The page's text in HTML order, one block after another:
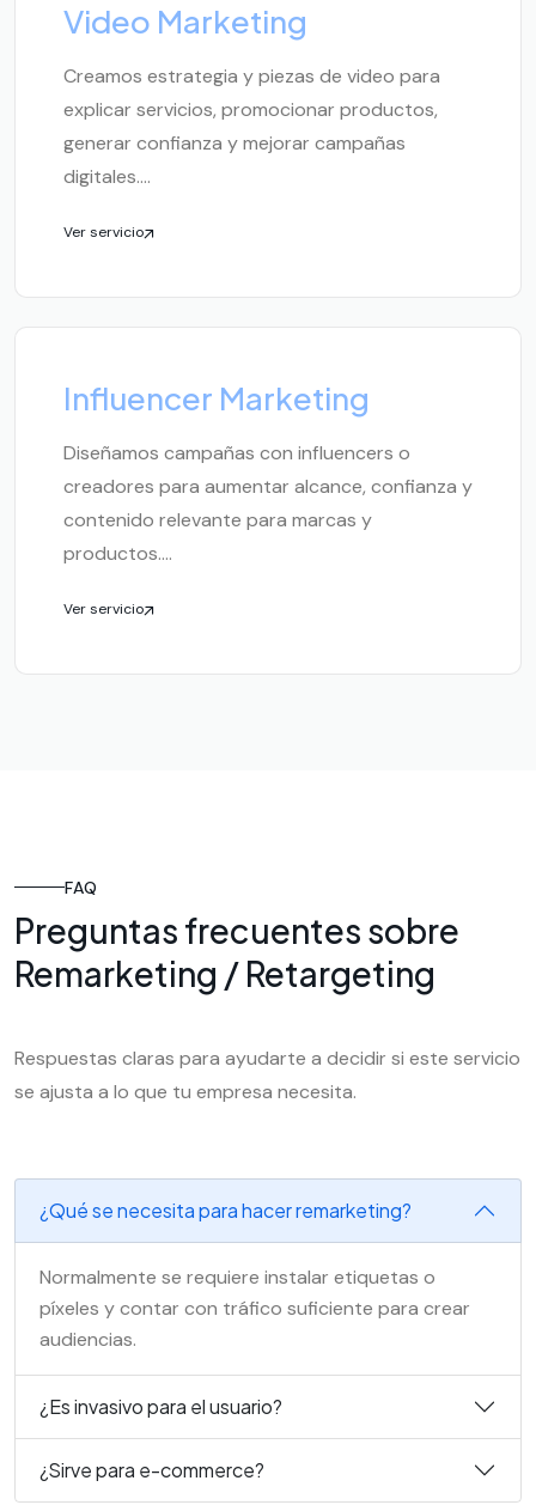
Video Marketing
Creamos estrategia y piezas de video para
explicar servicios, promocionar productos,
generar confianza y mejorar campañas
digitales....
Ver servicio
Influencer Marketing
Diseñamos campañas con influencers o
creadores para aumentar alcance, confianza y
contenido relevante para marcas y
productos....
Ver servicio
FAQ
Preguntas frecuentes sobre
Remarketing / Retargeting
Respuestas claras para ayudarte a decidir si este servicio
se ajusta a lo que tu empresa necesita.
¿Qué se necesita para hacer remarketing?
Normalmente se requiere instalar etiquetas o
píxeles y contar con tráfico suficiente para crear
audiencias.
¿Es invasivo para el usuario?
¿Sirve para e-commerce?